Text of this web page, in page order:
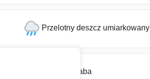
Przelotny deszcz umiarkowany
Mżawka słaba